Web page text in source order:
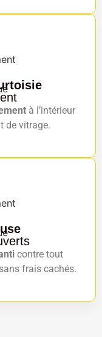
à l’intérieur
de vitrage.
contre tout
frais cachés.